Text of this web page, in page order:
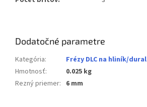
Dodatočné parametre
Kategória:
Frézy DLC na hliník/dural
Hmotnosť:
0.025 kg
Rezný priemer: 6 mm